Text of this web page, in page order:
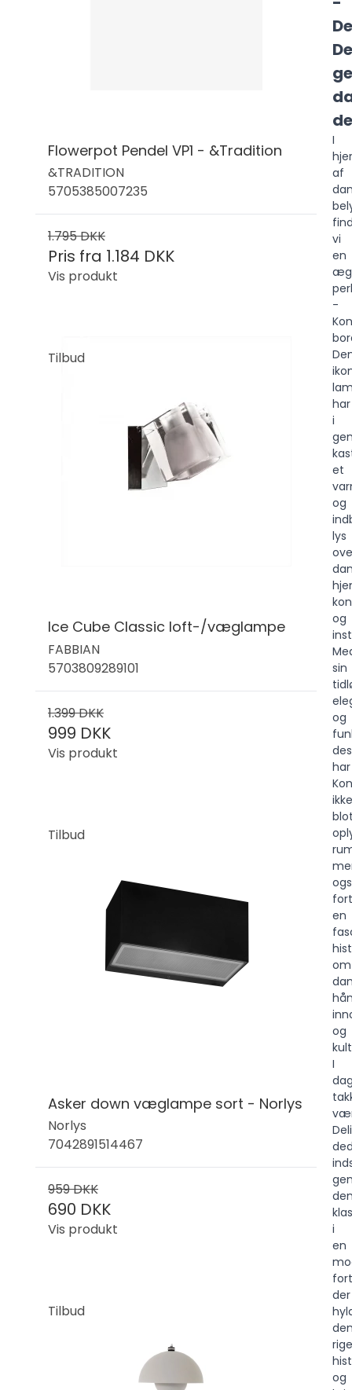
Flowerpot Pendel VP1 - &Tradition
&TRADITION
5705385007235
1.795 DKK
Pris fra 1.184 DKK
Vis produkt
Tilbud
Ice Cube Classic loft-/væglampe
FABBIAN
5703809289101
1.399 DKK
999 DKK
Vis produkt
Tilbud
Asker down væglampe sort - Norlys
Norlys
7042891514467
959 DKK
690 DKK
Vis produkt
Tilbud
I
af
vi
en
-
har
i
et
og
lys
og
sin
og
har
ikke
en
om
og
I
i
en
der
rige
og